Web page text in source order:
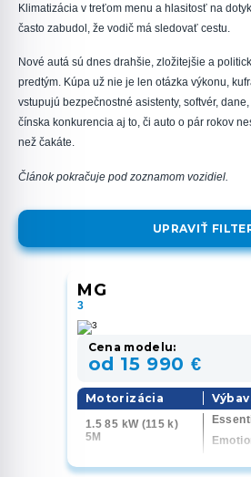
Klimatizácia v treťom menu a hlasitosť na
často zabudol, že vodič má sledovať cestu.
Nové autá sú dnes drahšie, zložitejšie a
predtým. Kúpa už nie je len otázka výkonu,
vstupujú bezpečnostné asistenty, softvér,
čínska konkurencia aj to, či auto o pár rokov
než čakáte.
Článok pokračuje pod zoznamom vozidiel.
UPRAVIŤ
MG
3
Cena modelu:
od 15 990 €
Motorizácia
1.5 85 kW (115 k)
5M